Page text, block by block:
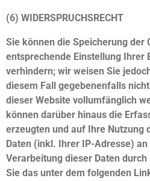
(6) WIDERSPRUCHSRECHT
Sie können die Speicherung der
entsprechende Einstellung Ihrer
verhindern; wir weisen Sie
diesem Fall gegebenenfalls
dieser Website vollumfänglich
können darüber hinaus die
erzeugten und auf Ihre Nutzung
Daten (inkl. Ihrer IP-Adresse)
Verarbeitung dieser Daten
Sie das unter dem folgenden